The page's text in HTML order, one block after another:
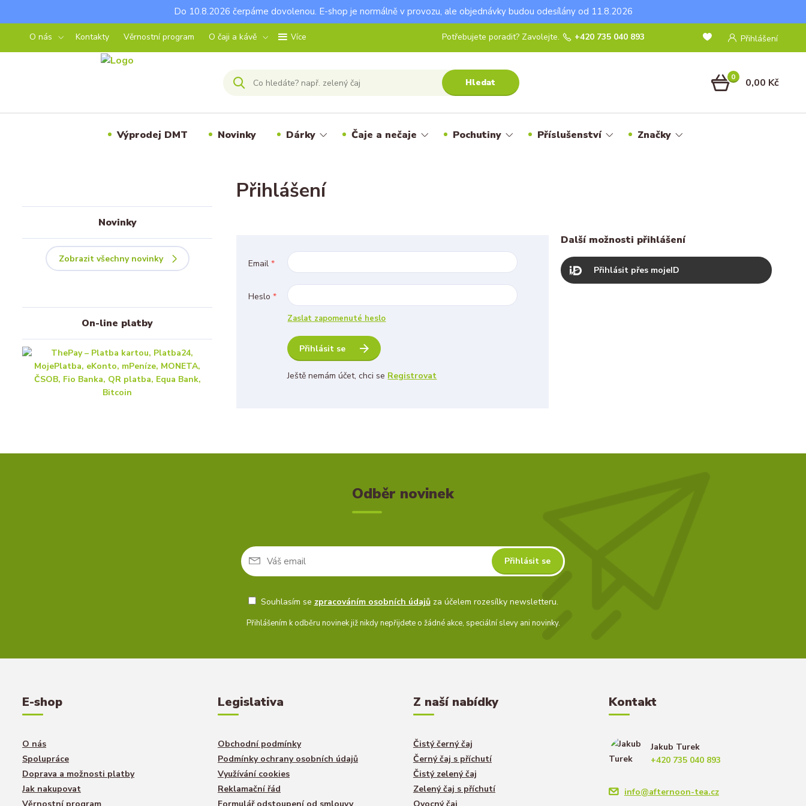
Do 10.8.2026 čerpáme dovolenou. E-shop je normálně v provozu, ale objednávky budou odesílány od 11.8.2026
O nás Kontakty Věrnostní program O čaji a kávě Více Přihlášení
Hledat
Potřebujete poradit? Zavolejte. +420 735 040 893
0 0,00 Kč
Výprodej DMT Novinky Dárky Čaje a nečaje Pochutiny Příslušenství Značky
Novinky
Zobrazit všechny novinky
On-line platby
Přihlášení
Email*
Heslo*
Zaslat zapomenuté heslo
Přihlásit se
Ještě nemám účet, chci se Registrovat
Další možnosti přihlášení
Přihlásit přes mojeID
Odběr novinek
Přihlásit se
Souhlasím se zpracováním osobních údajůza účelem rozesílky newsletteru.
Přihlášením k odběru novinek již nikdy nepřijdete o žádné akce, speciální slevy ani novinky.
E-shop
O nás
Spolupráce
Doprava a možnosti platby
Jak nakupovat
Legislativa
Obchodní podmínky
Podmínky ochrany osobních údajů
Využívání cookies
Reklamační řád
Z naší nabídky
Čistý černý čaj
Černý čaj s příchutí
Čistý zelený čaj
Zelený čaj s příchutí
Kontakt
Jakub Turek
+420 735 040 893
info@afternoon-tea.cz